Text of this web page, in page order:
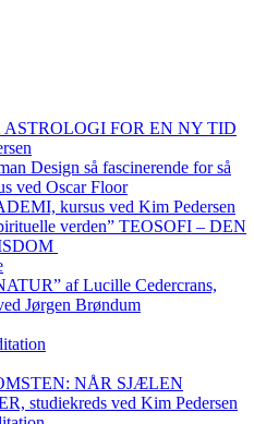
ASTROLOGI FOR EN NY TID
Design så fascinerende for så
ved Oscar Floor
kursus ved Kim Pedersen
verden” TEOSOFI – DEN
af Lucille Cedercrans,
Jørgen Brøndum
NÅR SJÆLEN
studiekreds ved Kim Pedersen